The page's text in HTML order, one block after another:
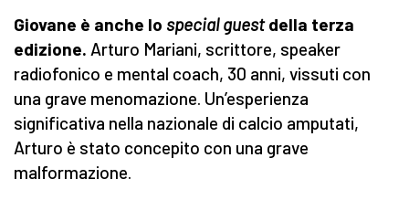
Giovane è anche lo special guestdella terza
edizione. Arturo Mariani, scrittore, speaker
radiofonico e mental coach, 30 anni, vissuti con
una grave menomazione. Un’esperienza
significativa nella nazionale di calcio amputati,
Arturo è stato concepito con una grave
malformazione.